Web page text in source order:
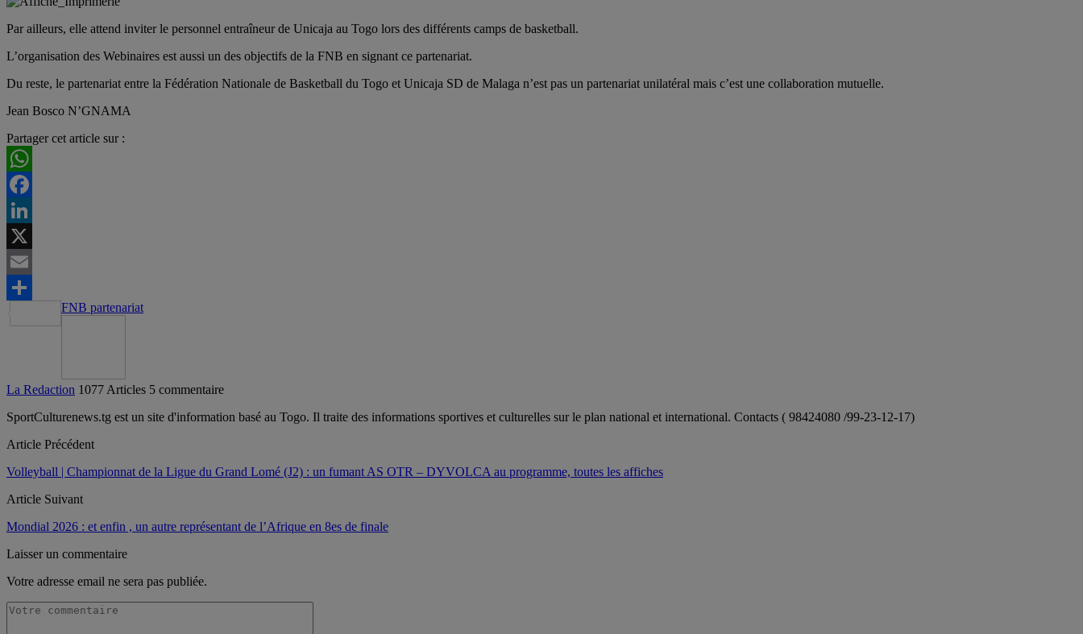
Par ailleurs, elle attend inviter le personnel entraîneur de Unicaja au Togo lors des différents camps de basketball.
L’organisation des Webinaires est aussi un des objectifs de la FNB en signant ce partenariat.
Du reste, le partenariat entre la Fédération Nationale de Basketball du Togo et Unicaja SD de Malaga n’est pas un partenariat unilatéral mais c’est une collaboration mutuelle.
Jean Bosco N’GNAMA
Partager cet article sur :
WhatsApp
Facebook
LinkedIn
X
Email
Partager
FNB partenariat
La Redaction 1077 Articles 5 commentaire
SportCulturenews.tg est un site d'information basé au Togo. Il traite des informations sportives et culturelles sur le plan national et international. Contacts ( 98424080 /99-23-12-17)
Article Précédent
Volleyball | Championnat de la Ligue du Grand Lomé (J2) : un fumant AS OTR – DYVOLCA au programme, toutes les affiches
Article Suivant
Mondial 2026 : et enfin , un autre représentant de l’Afrique en 8es de finale
Laisser un commentaire
Votre adresse email ne sera pas publiée.